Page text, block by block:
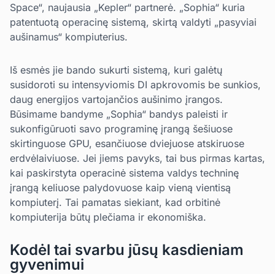
Space“, naujausia „Kepler“ partnerė. „Sophia“ kuria
patentuotą operacinę sistemą, skirtą valdyti „pasyviai
aušinamus“ kompiuterius.
Iš esmės jie bando sukurti sistemą, kuri galėtų
susidoroti su intensyviomis DI apkrovomis be sunkios,
daug energijos vartojančios aušinimo įrangos.
Būsimame bandyme „Sophia“ bandys paleisti ir
sukonfigūruoti savo programinę įrangą šešiuose
skirtinguose GPU, esančiuose dviejuose atskiruose
erdvėlaiviuose. Jei jiems pavyks, tai bus pirmas kartas,
kai paskirstyta operacinė sistema valdys techninę
įrangą keliuose palydovuose kaip vieną vientisą
kompiuterį. Tai pamatas siekiant, kad orbitinė
kompiuterija būtų plečiama ir ekonomiška.
Kodėl tai svarbu jūsų kasdieniam
gyvenimui